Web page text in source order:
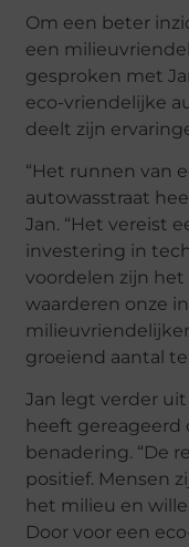
Om een beter
een
gesproken met
eco-vriendelijke
deelt zijn
“Het runnen van
autowasstraat
Jan. “Het vereist
investering in
voordelen zijn het
waarderen onze
groeiend aantal
Jan legt verder
heeft gereageerd
benadering. “De
positief. Mensen
het milieu en
Door voor een